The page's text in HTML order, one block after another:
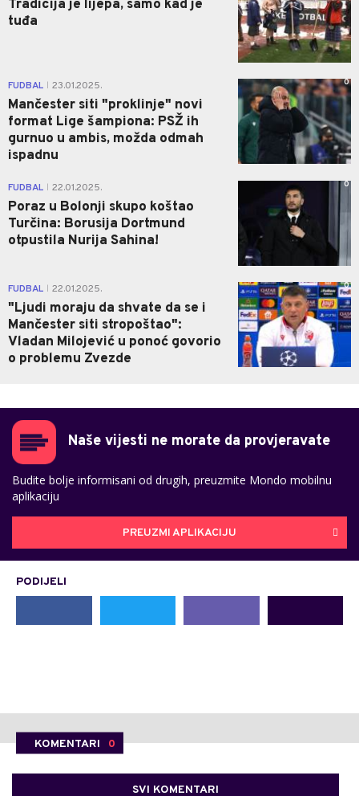
Tradicija je lijepa, samo kad je
tuđa
FUDBAL 23.01.2025.
Mančester siti "proklinje" novi
format Lige šampiona: PSŽ ih
gurnuo u ambis, možda odmah
ispadnu
0
FUDBAL 22.01.2025.
Poraz u Bolonji skupo koštao
Turčina: Borusija Dortmund
otpustila Nurija Sahina!
0
FUDBAL 22.01.2025.
"Ljudi moraju da shvate da se i
Mančester siti stropoštao":
Vladan Milojević u ponoć govorio
o problemu Zvezde
0
Naše vijesti ne morate da provjeravate
Budite bolje informisani od drugih, preuzmite Mondo mobilnu
aplikaciju
PREUZMI APLIKACIJU
PODIJELI
KOMENTARI 0
SVI KOMENTARI